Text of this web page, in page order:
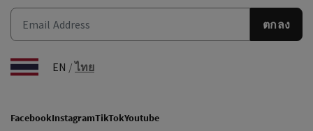
ตกลง
EN /ไทย
FacebookInstagramTikTokYoutube